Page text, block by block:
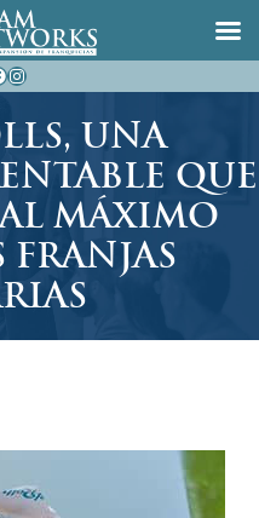
Instagram
UNA
QUE
MÁXIMO
FRANJAS